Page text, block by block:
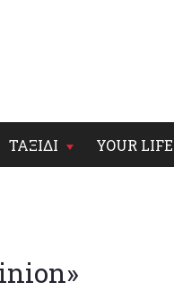
ΤΑΞΙΔΙ YOUR LIFE